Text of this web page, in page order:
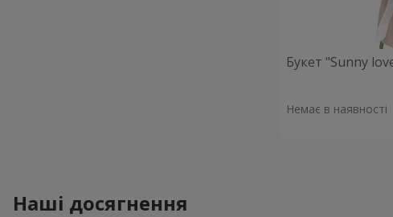
Букет "Sunny
Немає в наявності
Наші досягнення